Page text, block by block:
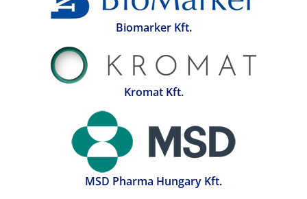
Biomarker Kft.
Kromat Kft.
MSD Pharma Hungary Kft.